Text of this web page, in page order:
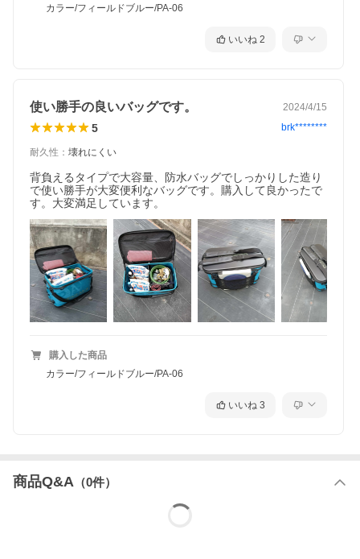
カラー/フィールドブルー/PA-06
いいね 2
使い勝手の良いバッグです。 2024/4/15
5 brk********
耐久性 ： 壊れにくい
背負えるタイプで大容量、防水バッグでしっかりした造り
で使い勝手が大変便利なバッグです。購入して良かったで
す。大変満足しています。
購入した商品
カラー/フィールドブルー/PA-06
いいね 3
商品Q&A （0件）